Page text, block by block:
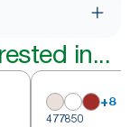
in...
+8
477850